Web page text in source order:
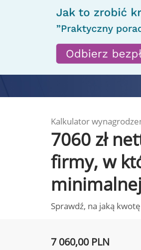
Kalkulator
7060 zł
firmy, w
minimalnej
Sprawdź, na jaką
7 060,00 PLN